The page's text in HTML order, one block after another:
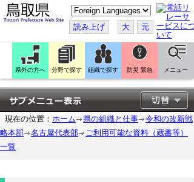
こ
の
ペ
ー
ジ
翻
訳
す
る
読み上げ 大 元
県外の方へ 分野で探す 組織で探す 防災 緊急 メニュー
現在の位置： ホーム 県の組織と仕事
令和の改新戦
略本部
名古屋代表部
ご利用可能な資料（蔵書等）
一覧